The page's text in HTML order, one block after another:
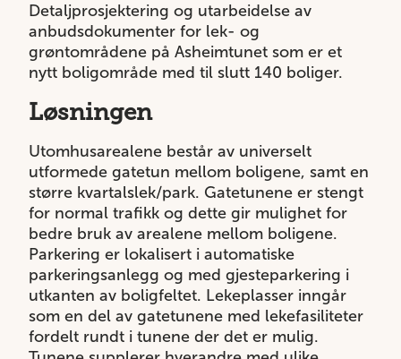
Detaljprosjektering og utarbeidelse av
anbudsdokumenter for lek- og
grøntområdene på Asheimtunet som er et
nytt boligområde med til slutt 140 boliger.
Løsningen
Utomhusarealene består av universelt
utformede gatetun mellom boligene, samt en
større kvartalslek/park. Gatetunene er stengt
for normal trafikk og dette gir mulighet for
bedre bruk av arealene mellom boligene.
Parkering er lokalisert i automatiske
parkeringsanlegg og med gjesteparkering i
utkanten av boligfeltet. Lekeplasser inngår
som en del av gatetunene med lekefasiliteter
fordelt rundt i tunene der det er mulig.